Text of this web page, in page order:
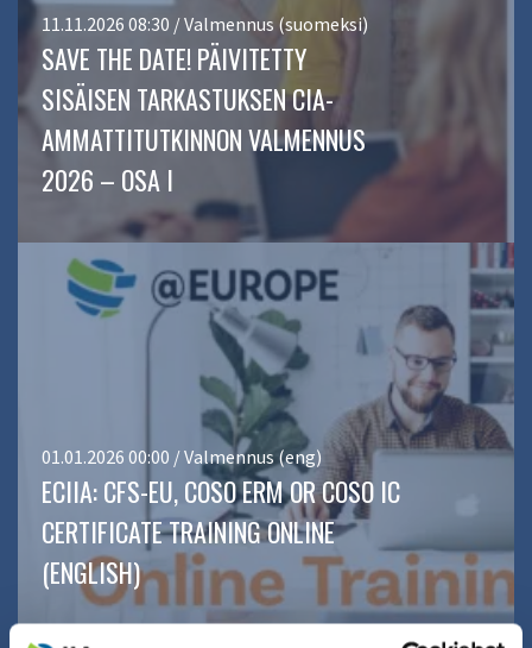
11.11.2026 08:30 / Valmennus (suomeksi)
SAVE THE DATE! PÄIVITETTY
SISÄISEN TARKASTUKSEN CIA-
AMMATTITUTKINNON VALMENNUS
2026 – OSA I
01.01.2026 00:00 / Valmennus (eng)
ECIIA: CFS-EU, COSO ERM OR COSO IC
CERTIFICATE TRAINING ONLINE
(ENGLISH)